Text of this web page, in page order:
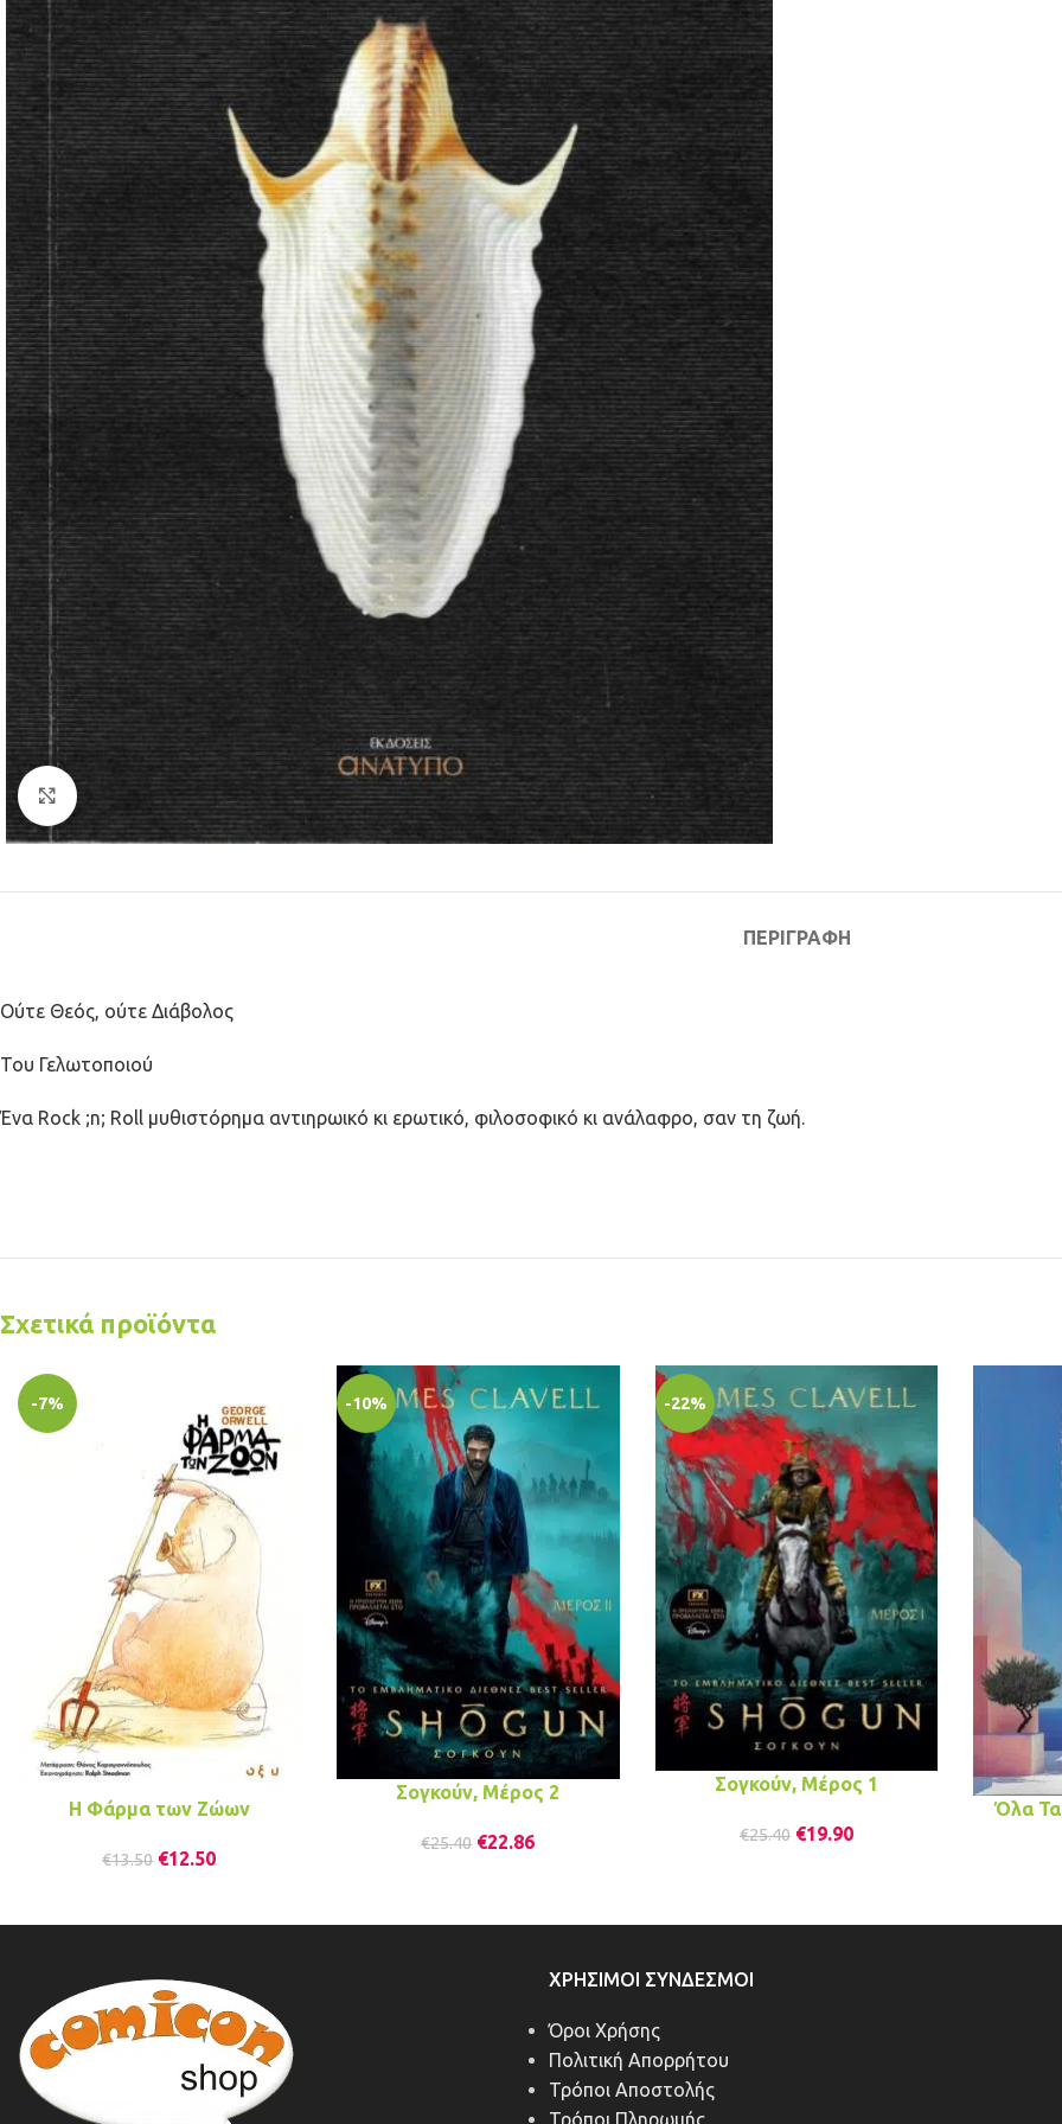
Κλικ για μεγέθυνση
ΠΕΡΙΓΡΑΦΉ
Ούτε Θεός, ούτε Διάβολος
Του Γελωτοποιού
Ένα Rock ;n; Roll μυθιστόρημα αντιηρωικό κι ερωτικό, φιλοσοφικό κι ανάλαφρο, σαν τη ζωή.
Σχετικά προϊόντα
-7%
Η Φάρμα των Ζώων
€13.50 €12.50
-10%
Σογκούν, Μέρος 2
€25.40 €22.86
-22%
Σογκούν, Μέρος 1
€25.40 €19.90
Όλα Τα
ΧΡΉΣΙΜΟΙ ΣΎΝΔΕΣΜΟΙ
Όροι Χρήσης
Πολιτική Απορρήτου
Τρόποι Αποστολής
Τρόποι Πληρωμής